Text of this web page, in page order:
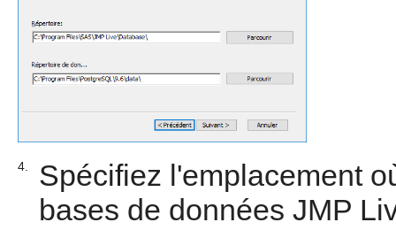
4.
Spécifiez l'emplacement
bases de données JMP